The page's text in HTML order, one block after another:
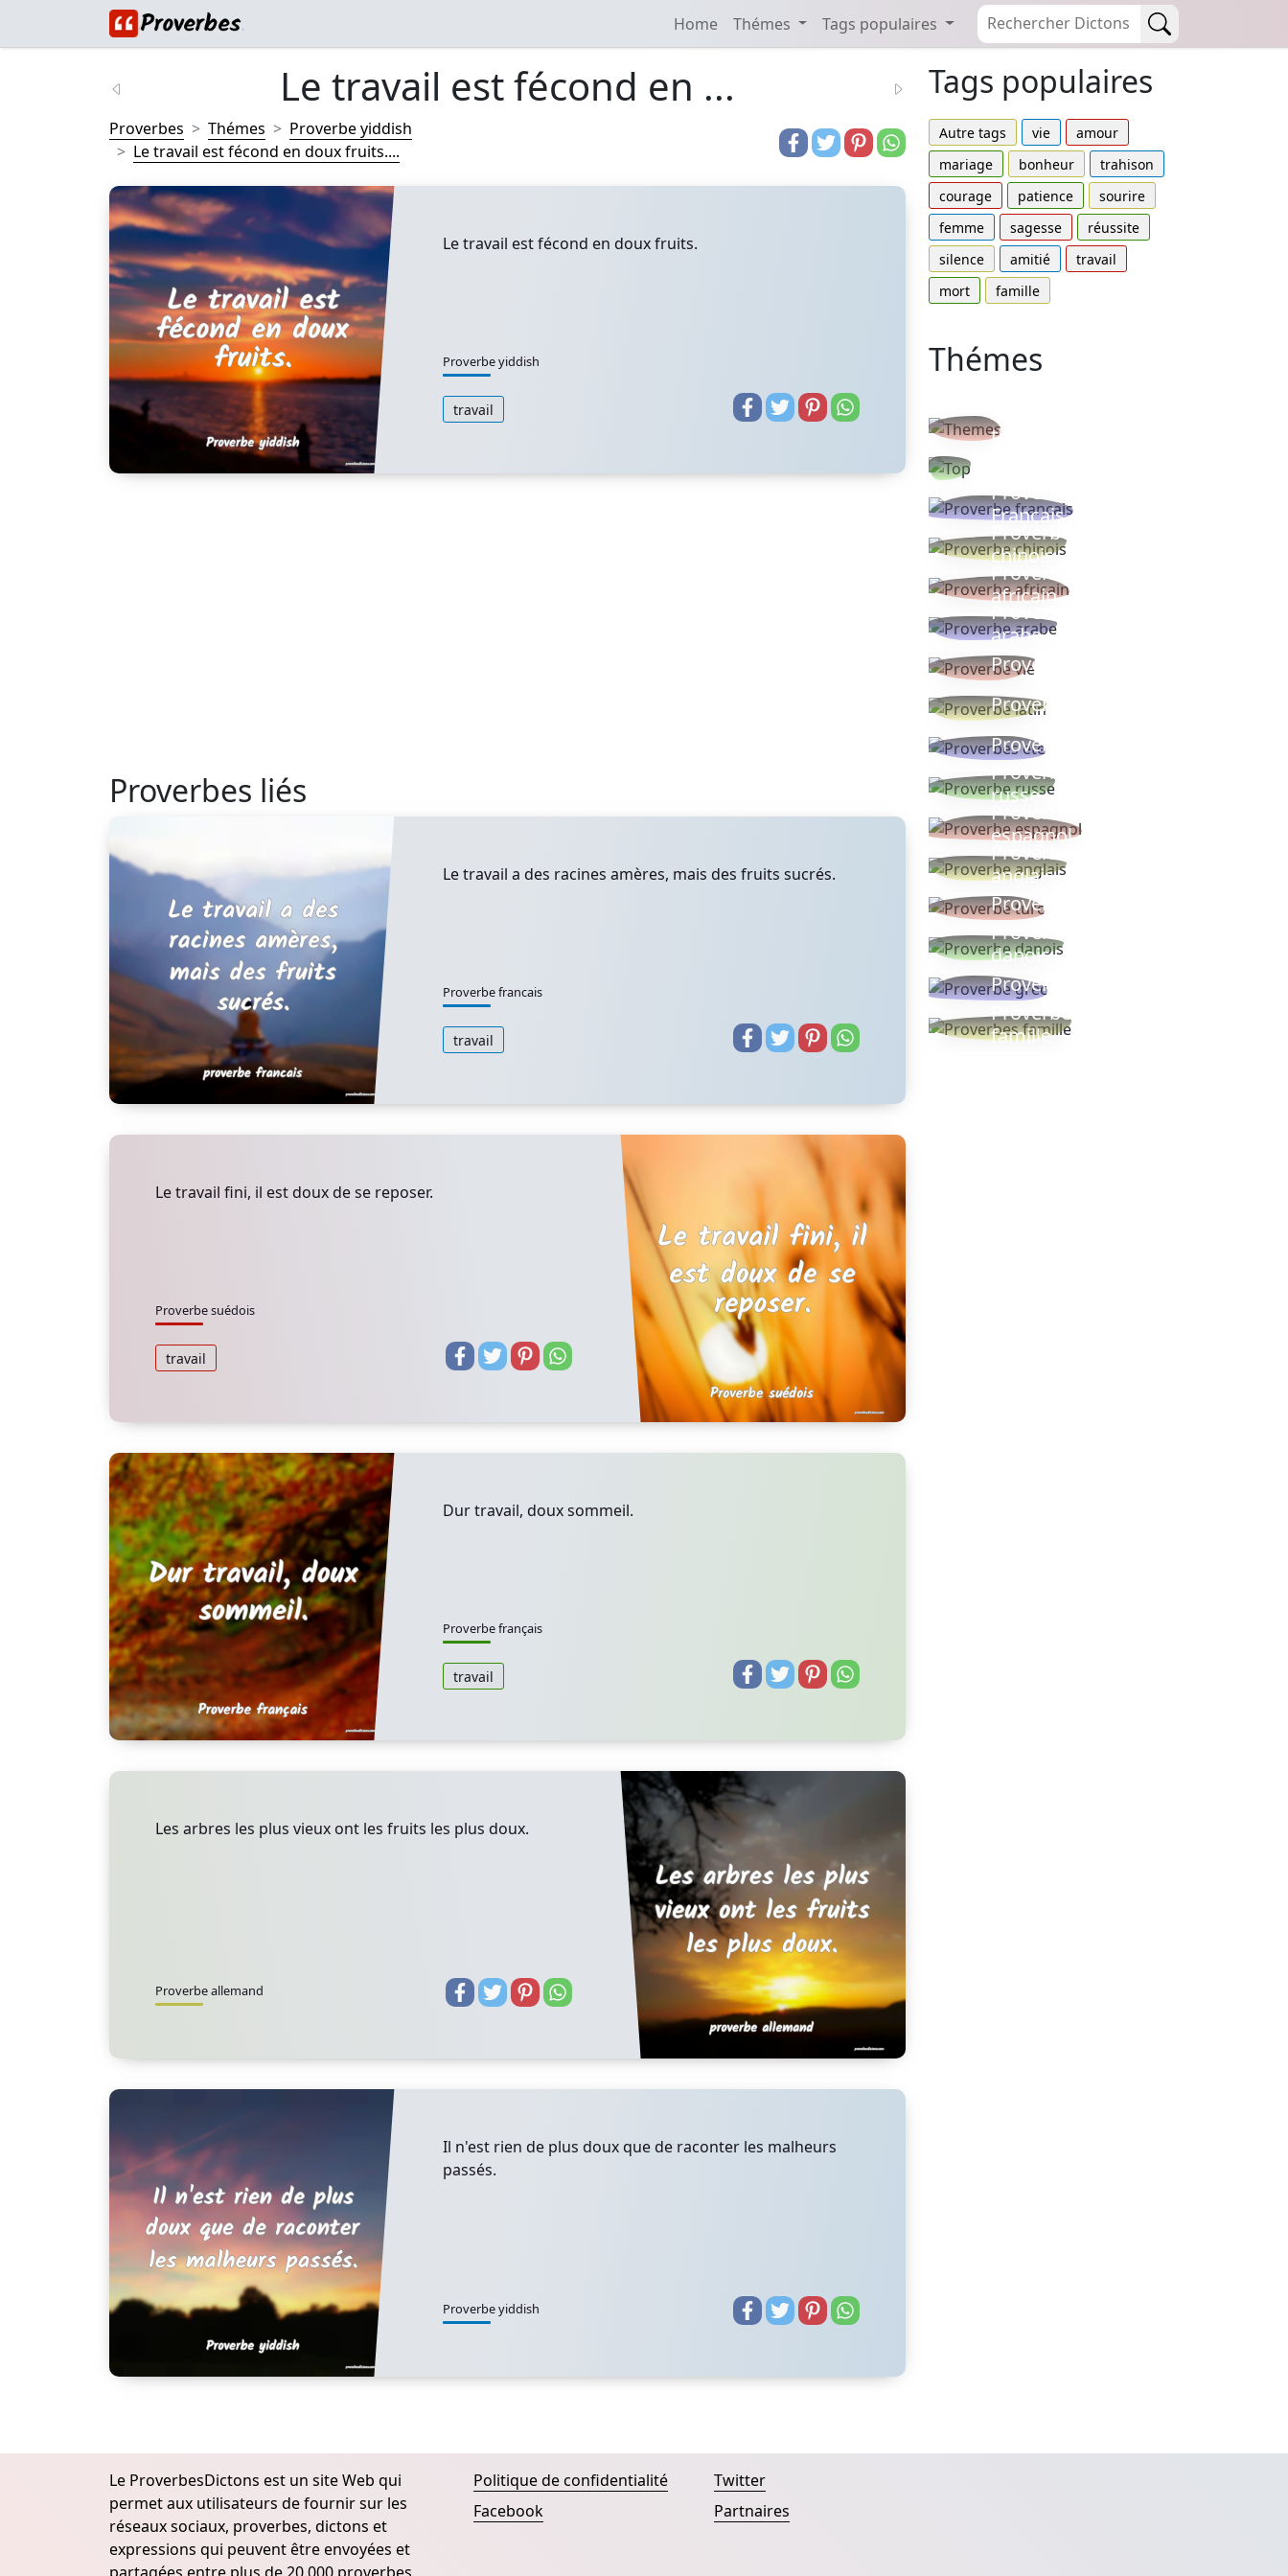
Home Thémes Tags populaires
Le travail est fécond en ...
Proverbes Thémes
Proverbe yiddish
Le travail est fécond en doux fruits....
Le travail est fécond en doux fruits.
Proverbe yiddish
travail
Proverbes liés
Le travail a des racines amères, mais des fruits sucrés.
Proverbe francais
travail
Le travail fini, il est doux de se reposer.
Proverbe suédois
travail
Dur travail, doux sommeil.
Proverbe français
travail
Les arbres les plus vieux ont les fruits les plus doux.
Proverbe allemand
Il n'est rien de plus doux que de raconter les malheurs
passés.
Proverbe yiddish
Tags populaires
Autre tags vie
amour
mariage
bonheur
trahison
courage
patience
sourire
femme
sagesse
réussite
silence
amitié
travail
mort
famille
Thémes
thèmes
Proverbe
Français
Proverbe
chinois
Proverbe
africain
Proverbe
arabe
Proverbe vie
Proverbe latin
Proverbes ete
Proverbe
russe
Proverbe
espagnol
Proverbe
anglais
Proverbe turc
Proverbe
danois
Proverbe grec
Proverbes
famille
Le ProverbesDictons est un site Web qui
permet aux utilisateurs de fournir sur les
réseaux sociaux, proverbes, dictons et
expressions qui peuvent être envoyées et
Politique de confidentialité
Facebook
Twitter
Partnaires